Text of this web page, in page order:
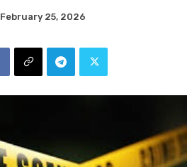
February 25, 2026